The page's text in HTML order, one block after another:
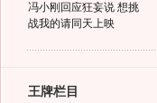
冯小刚回应狂妄说 想挑
战我的请同天上映
王牌栏目